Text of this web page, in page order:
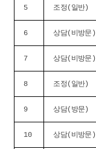
5 조정(일반)
6 상담(비방문)
7 상담(비방문)
8 조정(일반)
9 상담(방문)
10 상담(비방문)